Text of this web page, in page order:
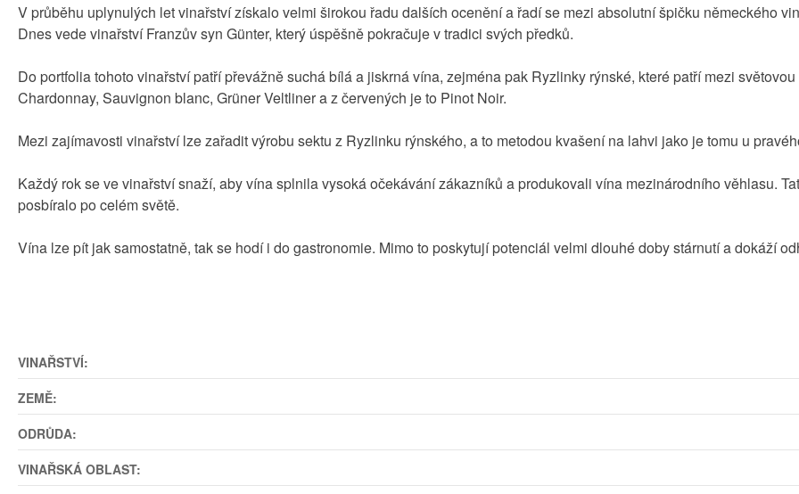
V průběhu uplynulých let vinařství získalo velmi širokou řadu dalších ocenění a řadí se mezi absolutní špičku německého
Dnes vede vinařství Franzův syn Günter, který úspěšně pokračuje v tradici svých předků.
Do portfolia tohoto vinařství patří převážně suchá bílá a jiskrná vína, zejména pak Ryzlinky rýnské, které patří mezi
Chardonnay, Sauvignon blanc, Grüner Veltliner a z červených je to Pinot Noir.
Mezi zajímavosti vinařství lze zařadit výrobu sektu z Ryzlinku rýnského, a to metodou kvašení na lahvi jako je tomu u
Každý rok se ve vinařství snaží, aby vína splnila vysoká očekávání zákazníků a produkovali vína mezinárodního věhlasu.
posbíralo po celém světě.
Vína lze pít jak samostatně, tak se hodí i do gastronomie. Mimo to poskytují potenciál velmi dlouhé doby stárnutí a dokáží
VINAŘSTVÍ:
ZEMĚ:
ODRŮDA:
VINAŘSKÁ OBLAST: